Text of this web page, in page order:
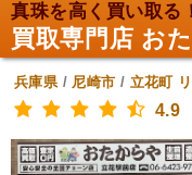
真珠を高く買い取る！
買取専門店 お
兵庫県/ 尼崎市 / 立花町
4.9